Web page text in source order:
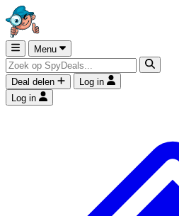
Menu
Deal delen
Log in
Log in